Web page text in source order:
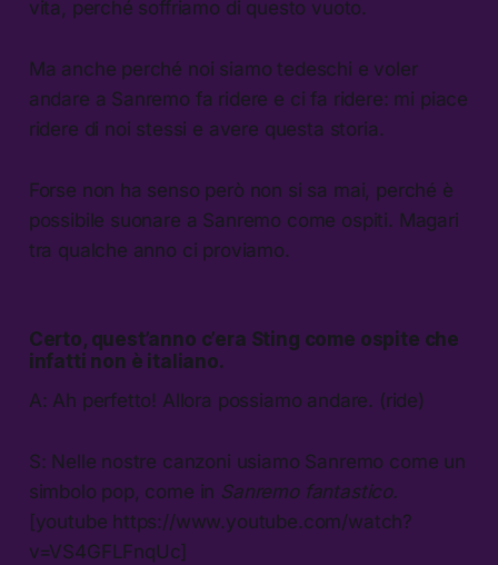
vita, perché soffriamo di questo vuoto.
Ma anche perché noi siamo tedeschi e voler
andare a Sanremo fa ridere e ci fa ridere: mi piace
ridere di noi stessi e avere questa storia.
Forse non ha senso però non si sa mai, perché è
possibile suonare a Sanremo come ospiti. Magari
tra qualche anno ci proviamo.
Certo, quest’anno c’era Sting come ospite che
infatti non è italiano.
A: Ah perfetto! Allora possiamo andare. (ride)
S: Nelle nostre canzoni usiamo Sanremo come un
simbolo pop, come in Sanremo fantastico.
[youtube https://www.youtube.com/watch?
v=VS4GFLFnqUc]